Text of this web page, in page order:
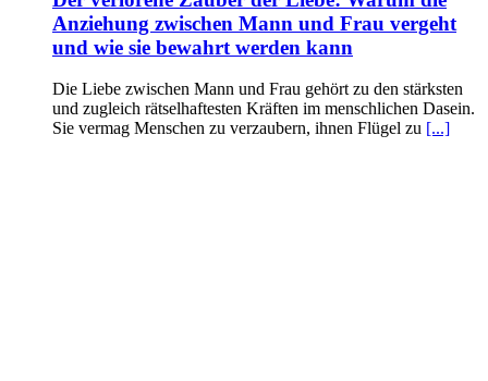
Anziehung zwischen Mann und Frau vergeht
und wie sie bewahrt werden kann
Die Liebe zwischen Mann und Frau gehört zu den stärksten
und zugleich rätselhaftesten Kräften im menschlichen Dasein.
Sie vermag Menschen zu verzaubern, ihnen Flügel zu [...]